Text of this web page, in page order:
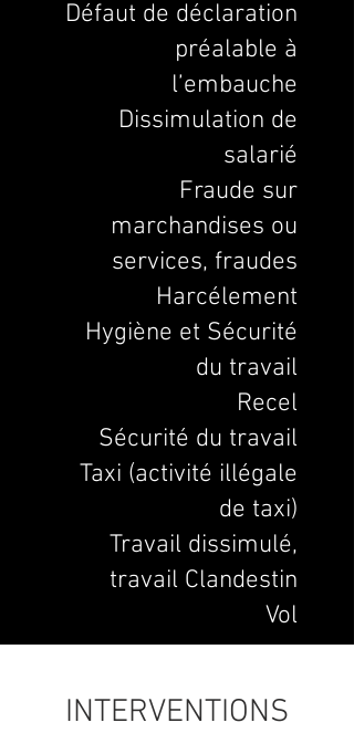
Défaut de déclaration
préalable à
l’embauche
Dissimulation de
salarié
Fraude sur
marchandises ou
services, fraudes
Harcélement
Hygiène et Sécurité
du travail
Recel
Sécurité du travail
Taxi (activité illégale
de taxi)
Travail dissimulé,
travail Clandestin
Vol
INTERVENTIONS